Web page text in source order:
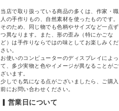
当店で取り扱っている商品の多くは、作家・職
人の手作りもの、自然素材を使ったものです。
そのため、同じ物でも色柄やサイズなど一点ず
つ異なります。また、形の歪み（特にかごな
ど）は手作りならではの味としてお楽しみくだ
さい。
お使いのコンピューターのディスプレイによっ
て、多少実物と色やイメージが異なることがご
ざいます。
少しでも気になる点がございましたら、ご購入
前にお問い合わせください。
▎営業日について